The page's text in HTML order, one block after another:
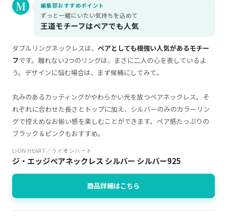
編集部おすすめポイント
ずっと一緒にいたい気持ちを込めて
王道モチーフはペアでも人気
ダブルリングネックレスは、 ペアとしても根強い人気があるモチー
フです。離れない2つのリングは、まさに二人の心を表しているよ
う。デザインに悩む場合は、まず候補にしてみて。
丸みのあるカッティングがやわらかい光を放つペアネックレス。そ
れぞれに合わせた長さとトップに加え、シルバーのみのカラーリン
グで控えめなお揃い感を楽しむことができます。ペア感たっぷりの
ブラック＆ピンクもおすすめ。
LION HEART／ライオンハート
ジ・エッジペアネックレス シルバー シルバー925
商品詳細はこちら